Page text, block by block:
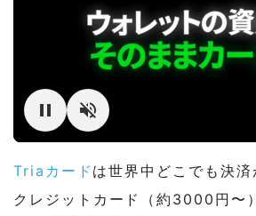
Triaカード は世界中どこでも決
クレジットカード（約3000円〜